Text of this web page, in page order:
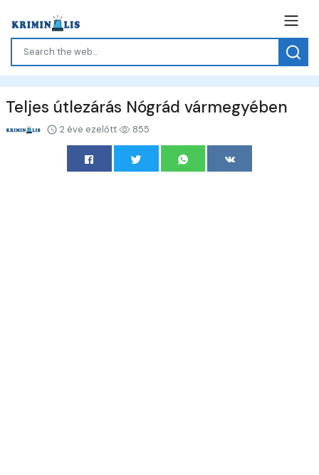
Teljes útlezárás Nógrád vármegyében
2 éve ezelőtt 855